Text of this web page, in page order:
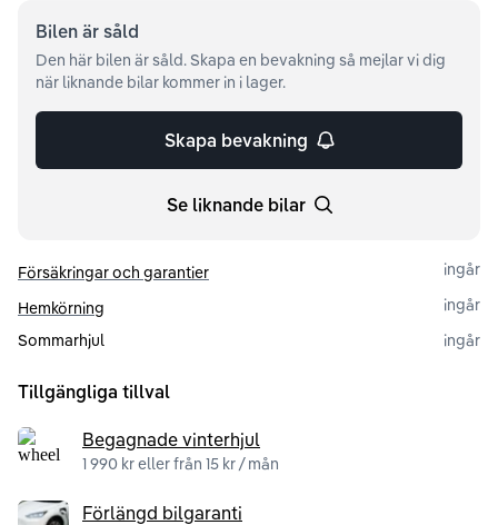
Bilen är såld
Den här bilen är såld. Skapa en bevakning så mejlar vi dig
när liknande bilar kommer in i lager.
Skapa bevakning
Se liknande bilar
Försäkringar och garantier
ingår
Hemkörning
ingår
Sommarhjul
ingår
Tillgängliga tillval
Begagnade vinterhjul
1 990 kr eller från 15 kr / mån
Förlängd bilgaranti